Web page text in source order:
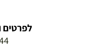
לפרטים